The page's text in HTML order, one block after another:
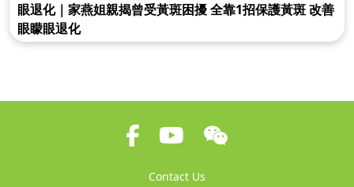
眼退化｜家燕姐親揭曾受黃斑困擾 全靠1招保護黃斑 改善
眼矇眼退化
Contact Us